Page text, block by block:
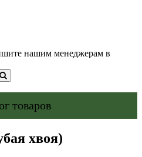
нашим менеджерам в
товаров
хвоя)